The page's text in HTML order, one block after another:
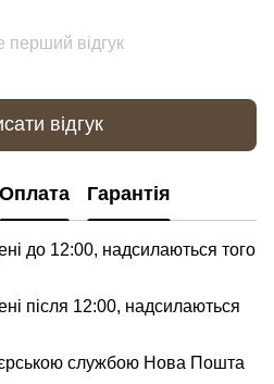
перший відгук
відгук
Оплата Гарантія
до 12:00, надсилаються того
після 12:00, надсилаються
службою Нова Пошта